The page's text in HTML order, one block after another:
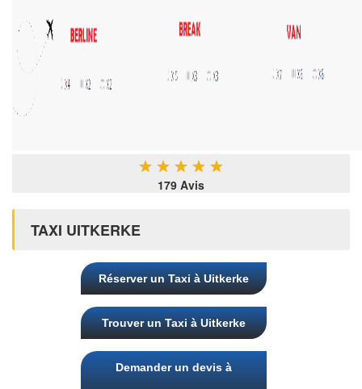
★ ★ ★ ★ ★
179 Avis
TAXI UITKERKE
Réserver un Taxi à Uitkerke
Trouver un Taxi à Uitkerke
Demander un devis à